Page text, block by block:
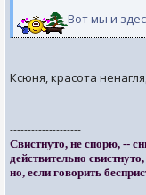
Вот мы и
Ксюня, красота
--------------------
Свистнуто, не спорю, --
действительно свистнуто,
но, если говорить